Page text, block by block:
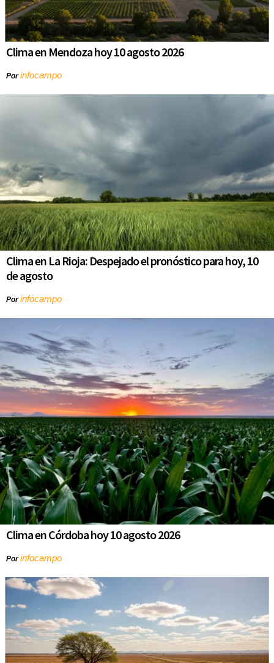
Clima en Mendoza hoy 10 agosto 2026
Porinfocampo
Clima en La Rioja: Despejado el pronóstico para hoy, 10
de agosto
Porinfocampo
Clima en Córdoba hoy 10 agosto 2026
Porinfocampo